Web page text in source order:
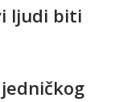
ljudi biti